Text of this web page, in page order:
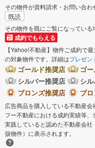
その物件が資料請求・お問い合わ
既読
その物件を既にご覧になっている
成約でもらえる
【Yahoo!不動産】物件ご成約で
の対象物件です。詳細はプレゼン
ゴールド推奨店
ゴ
シルバー推奨店
シ
ブロンズ推奨店
ブ
広告商品を購入している不動産
フー不動産における成約実績等
実践していると認めた不動産会
扱物件）に表示されます。